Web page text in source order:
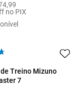
,99
no PIX
Treino Mizuno
7